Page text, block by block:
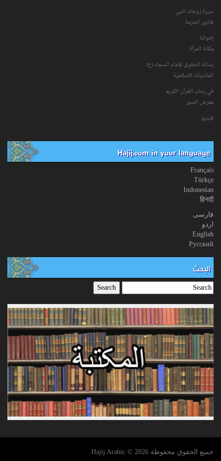
سیرۀ زوجات النبي
فتاوی الحرمة
إخواننا
مكانة‌ المرأة
رسالة الحقوق للإمام السجاد (ع)
المناسبات الاسلامیة
في رحاب القرآن الکریم
معرض الصور
فیدیو
Hajij.com in your language
Français
Türkçe
Indonesian
हिनदी
فارسی
اردو
English
Русский
البحث
جميع الحقوق محفوظة Hajij Arabic © 2026.